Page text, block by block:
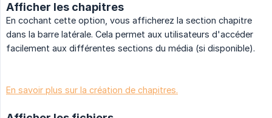
Afficher les chapitres
En cochant cette option, vous afficherez la section chapitre
dans la barre latérale. Cela permet aux utilisateurs d'accéder
facilement aux différentes sections du média (si disponible).
En savoir plus sur la création de chapitres.